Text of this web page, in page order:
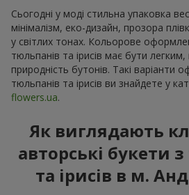
Сьогодні у моді стильна упаковка
мінімалізм, еко-дизайн, прозора
у світлих тонах. Кольорове
тюльпанів та ірисів має бути
природність бутонів. Такі варіанти
тюльпанів та ірисів ви знайдете у
flowers.ua.
Як виглядають
авторські букети
та ірисів в м.